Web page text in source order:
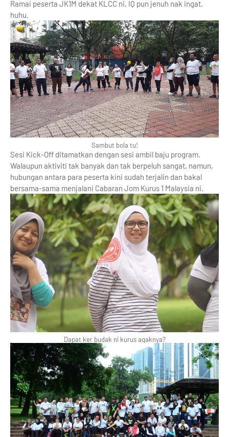
Ramai peserta JK1M dekat KLCC ni, IQ pun jenuh nak ingat.
huhu.
Sambut bola tu!
Sesi Kick-Off ditamatkan dengan sesi ambil baju program.
Walaupun aktiviti tak banyak dan tak berpeluh sangat, namun,
hubungan antara para peserta kini sudah terjalin dan bakal
bersama-sama menjalani Cabaran Jom Kurus 1 Malaysia ni.
Dapat ker budak ni kurus agaknya?